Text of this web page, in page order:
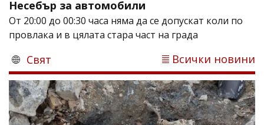
Несебър за автомобили
От 20:00 до 00:30 часа няма да се допускат коли по
провлака и в цялата стара част на града
Свят Всички новини